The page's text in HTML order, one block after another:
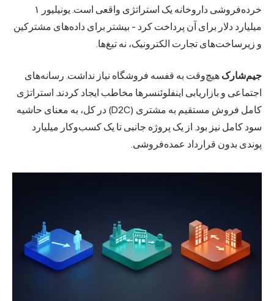
خرده‌فروشی داروخانه یک استراتژی واقعی است. یونیلیور ۱
دلار برای آن پرداخت کرد - بیشتر برای داده‌های مشترکین
تجارت الکترونیک، نه تیغ‌ها.
هیچ‌وقت به قفسه فروشگاه نیاز نداشت. رسانه‌های
و بازاریابی اینفلوئنسرها مخاطب ایجاد کردند. استراتژی
کامل فروش مستقیم به مشتری (D2C) در کل، به معنای حاشیه
کامل نیز بود. از یک پروژه جانبی تا یک کسب‌وکار میلیارد
بدون قرارداد عمده‌فروشی.